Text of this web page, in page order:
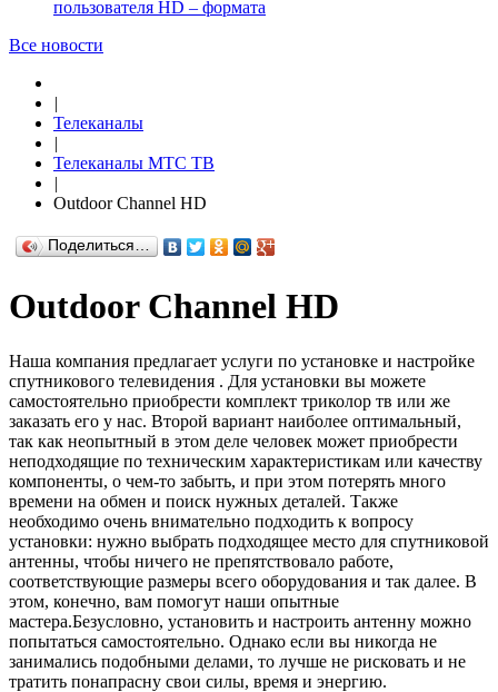
пользователя HD – формата
Все новости
|
Телеканалы
|
Телеканалы МТС ТВ
|
Outdoor Channel HD
Поделиться…
Outdoor Channel HD
Наша компания предлагает услуги по установке и настройке
спутникового телевидения . Для установки вы можете
самостоятельно приобрести комплект триколор тв или же
заказать его у нас. Второй вариант наиболее оптимальный,
так как неопытный в этом деле человек может приобрести
неподходящие по техническим характеристикам или качеству
компоненты, о чем-то забыть, и при этом потерять много
времени на обмен и поиск нужных деталей. Также
необходимо очень внимательно подходить к вопросу
установки: нужно выбрать подходящее место для спутниковой
антенны, чтобы ничего не препятствовало работе,
соответствующие размеры всего оборудования и так далее. В
этом, конечно, вам помогут наши опытные
мастера.Безусловно, установить и настроить антенну можно
попытаться самостоятельно. Однако если вы никогда не
занимались подобными делами, то лучше не рисковать и не
тратить понапрасну свои силы, время и энергию.